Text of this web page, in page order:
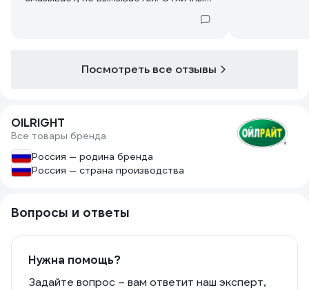
Посмотреть все отзывы
OILRIGHT
Все товары бренда
Россия — родина бренда
Россия — страна производства
Вопросы и ответы
Нужна помощь?
Задайте вопрос – вам ответит наш эксперт,